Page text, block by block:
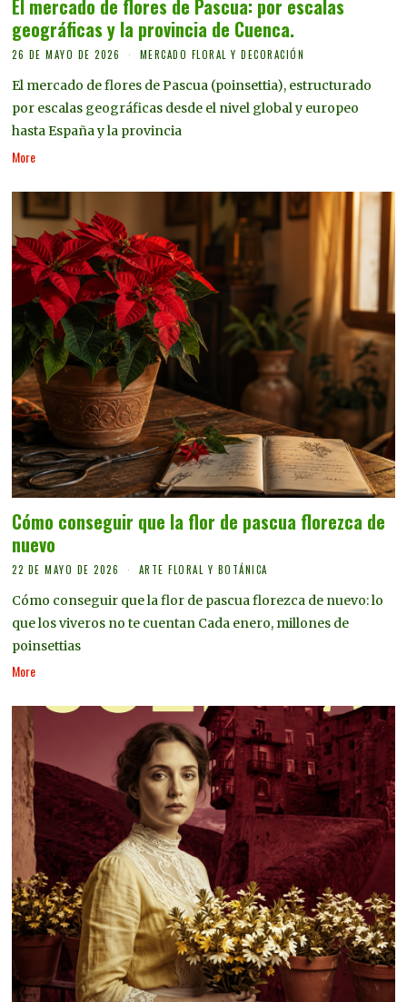
El mercado de flores de Pascua: por escalas
geográficas y la provincia de Cuenca.
26 DE MAYO DE 2026 MERCADO FLORAL Y DECORACIÓN
El mercado de flores de Pascua (poinsettia), estructurado
por escalas geográficas desde el nivel global y europeo
hasta España y la provincia
More
Cómo conseguir que la flor de pascua florezca de
nuevo
22 DE MAYO DE 2026 ARTE FLORAL Y BOTÁNICA
Cómo conseguir que la flor de pascua florezca de nuevo: lo
que los viveros no te cuentan Cada enero, millones de
poinsettias
More